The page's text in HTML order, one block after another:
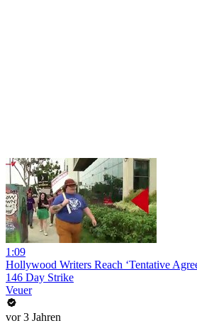
1:09
Hollywood Writers Reach ‘Tentative
146 Day Strike
Veuer
vor 3 Jahren